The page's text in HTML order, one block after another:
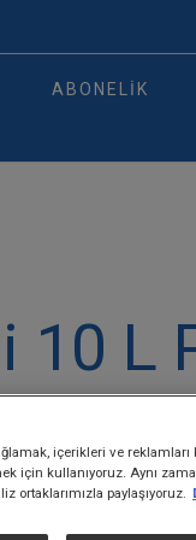
ABONELIK
10 L
şişe su, eşsiz
içerikleri ve
için kullanıyoruz. Aynı
ortaklarımızla paylaşıyoruz.